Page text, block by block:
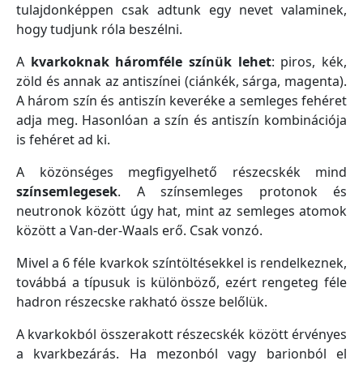
tulajdonképpen csak adtunk egy nevet valaminek,
hogy tudjunk róla beszélni.
A kvarkoknak háromféle színük lehet: piros, kék,
zöld és annak az antiszínei (ciánkék, sárga, magenta).
A három szín és antiszín keveréke a semleges fehéret
adja meg. Hasonlóan a szín és antiszín kombinációja
is fehéret ad ki.
A közönséges megfigyelhető részecskék mind
színsemlegesek. A színsemleges protonok és
neutronok között úgy hat, mint az semleges atomok
között a Van-der-Waals erő. Csak vonzó.
Mivel a 6 féle kvarkok színtöltésekkel is rendelkeznek,
továbbá a típusuk is különböző, ezért rengeteg féle
hadron részecske rakható össze belőlük.
A kvarkokból összerakott részecskék között érvényes
a kvarkbezárás. Ha mezonból vagy barionból el